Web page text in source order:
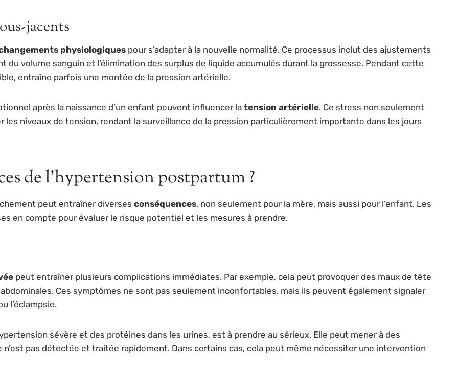
jacents
physiologiques pour s’adapter à la nouvelle normalité. Ce processus inclut des ajustements
volume sanguin et l’élimination des surplus de liquide accumulés durant la grossesse. Pendant cette
entraîne parfois une montée de la pression artérielle.
après la naissance d’un enfant peuvent influencer latension artérielle. Ce stress non seulement
les niveaux de tension, rendant la surveillance de la pression particulièrement importante dans les jours
de l’hypertension postpartum ?
peut entraîner diverses conséquences, non seulement pour la mère, mais aussi pour l’enfant. Les
en compte pour évaluer le risque potentiel et les mesures à prendre.
peut entraîner plusieurs complications immédiates. Par exemple, cela peut provoquer des maux de tête
Ces symptômes ne sont pas seulement inconfortables, mais ils peuvent également signaler
l’éclampsie.
sévère et des protéines dans les urines, est à prendre au sérieux. Elle peut mener à des
pas détectée et traitée rapidement. Dans certains cas, cela peut même nécessiter une intervention